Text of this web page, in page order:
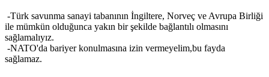
-Türk savunma sanayi tabanının İngiltere, Norveç ve Avrupa Birliği
ile mümkün olduğunca yakın bir şekilde bağlantılı olmasını
sağlamalıyız.
-NATO'da bariyer konulmasına izin vermeyelim,bu fayda
sağlamaz.